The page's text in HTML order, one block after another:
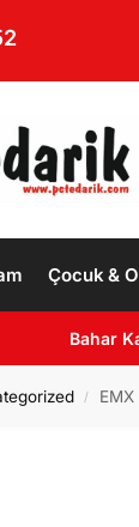
Çocuk &
Bahar
/